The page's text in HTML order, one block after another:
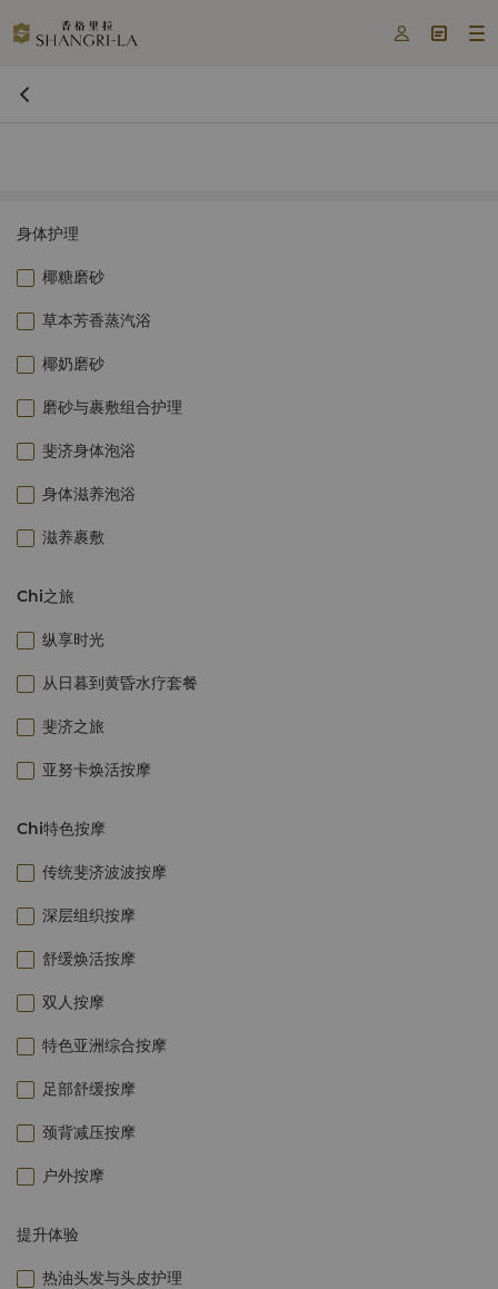
  
身体护理
椰糖磨砂
草本芳香蒸汽浴
椰奶磨砂
磨砂与裹敷组合护理
斐济身体泡浴
身体滋养泡浴
滋养裹敷
Chi之旅
纵享时光
从日暮到黄昏水疗套餐
斐济之旅
亚努卡焕活按摩
Chi特色按摩
传统斐济波波按摩
深层组织按摩
舒缓焕活按摩
双人按摩
特色亚洲综合按摩
足部舒缓按摩
颈背减压按摩
户外按摩
提升体验
热油头发与头皮护理